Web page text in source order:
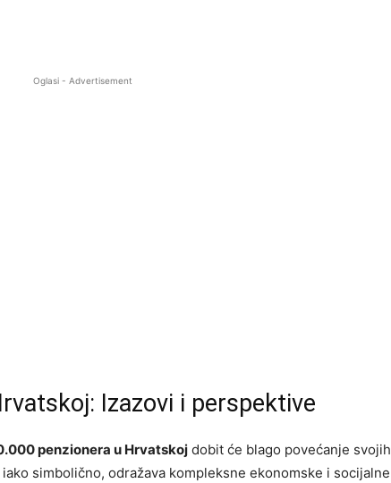
Oglasi - Advertisement
Izazovi i perspektive
penzionera u Hrvatskoj dobit će blago povećanje svojih
simbolično, odražava kompleksne ekonomske i socijalne